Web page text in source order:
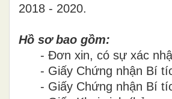
2018 - 2020.
Hồ sơ bao gồm:
- Đơn xin, có sự xác
- Giấy Chứng nhận Bí
- Giấy Chứng nhận Bí